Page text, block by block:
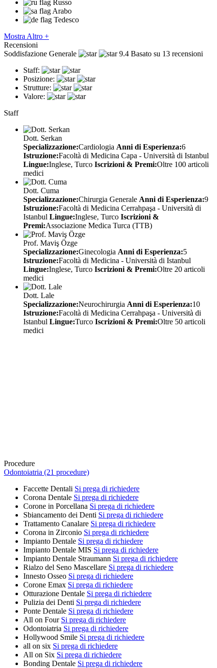
Russo
Arabo
Tedesco
Mostra Altro +
Recensioni
Soddisfazione Generale
9.4 Basato su 13 recensioni
Staff:
Posizione:
Strutture:
Valore:
Staff
Dott. Serkan
Specializzazione:Cardiologia Anni di Esperienza:6
Istruzione:Facoltà di Medicina Capa - Università di Istanbul
Lingue:Inglese, Turco Iscrizioni & Premi:Oltre 100 articoli
medici
Dott. Cuma
Specializzazione:Chirurgia Generale Anni di Esperienza:9
Istruzione:Facoltà di Medicina Cerrahpaşa - Università di
Istanbul Lingue:Inglese, Turco Iscrizioni &
Premi:Associazione Medica Turca (TTB)
Prof. Maviş Özge
Specializzazione:Ginecologia Anni di Esperienza:5
Istruzione:Facoltà di Medicina - Università di Istanbul
Lingue:Inglese, Turco Iscrizioni & Premi:Oltre 20 articoli
medici
Dott. Lale
Specializzazione:Neurochirurgia Anni di Esperienza:10
Istruzione:Facoltà di Medicina Cerrahpaşa - Università di
Istanbul Lingue:Turco Iscrizioni & Premi:Oltre 50 articoli
medici
Procedure
Odontoiatria (21 procedure)
Faccette Dentali Si prega di richiedere
Corona Dentale Si prega di richiedere
Corone in Porcellana Si prega di richiedere
Sbiancamento dei Denti Si prega di richiedere
Trattamento Canalare Si prega di richiedere
Corona in Zirconio Si prega di richiedere
Impianto Dentale Si prega di richiedere
Impianto Dentale MIS Si prega di richiedere
Impianto Dentale Straumann Si prega di richiedere
Rialzo del Seno Mascellare Si prega di richiedere
Innesto Osseo Si prega di richiedere
Corone Emax Si prega di richiedere
Otturazione Dentale Si prega di richiedere
Pulizia dei Denti Si prega di richiedere
Ponte Dentale Si prega di richiedere
All on Four Si prega di richiedere
Odontoiatria Si prega di richiedere
Hollywood Smile Si prega di richiedere
all on six Si prega di richiedere
All on Six Si prega di richiedere
Bonding Dentale Si prega di richiedere